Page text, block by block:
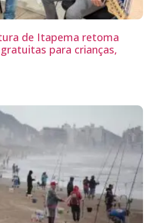
de Itapema retoma
para crianças,